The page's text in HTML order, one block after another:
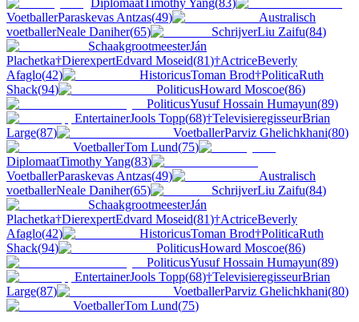
DiplomaatTimothy Yang(83)
VoetballerParaskevas Antzas(49)
Australisch
voetballerNeale Daniher(65) SchrijverLiu Zaifu(84)
SchaakgrootmeesterJán
Plachetka†DierexpertEdvard Moseid(81)†ActriceBeverly
Afaglo(42) HistoricusToman Brod†PoliticaRuth
Shack(94) PoliticusHoward Moscoe(86)
PoliticusYusuf Hossain Humayun(89)
EntertainerJools Topp(68)†TelevisieregisseurBrian
Large(87) VoetballerParviz Ghelichkhani(80)
VoetballerTom Lund(75)
DiplomaatTimothy Yang(83)
VoetballerParaskevas Antzas(49)
Australisch
voetballerNeale Daniher(65) SchrijverLiu Zaifu(84)
SchaakgrootmeesterJán
Plachetka†DierexpertEdvard Moseid(81)†ActriceBeverly
Afaglo(42) HistoricusToman Brod†PoliticaRuth
Shack(94) PoliticusHoward Moscoe(86)
PoliticusYusuf Hossain Humayun(89)
EntertainerJools Topp(68)†TelevisieregisseurBrian
Large(87) VoetballerParviz Ghelichkhani(80)
VoetballerTom Lund(75)